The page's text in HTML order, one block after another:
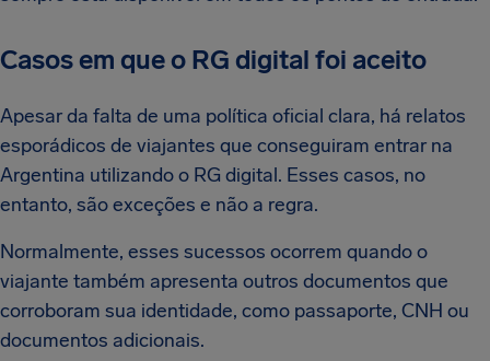
Casos em que o RG digital foi aceito
Apesar da falta de uma política oficial clara, há relatos
esporádicos de viajantes que conseguiram entrar na
Argentina utilizando o RG digital. Esses casos, no
entanto, são exceções e não a regra.
Normalmente, esses sucessos ocorrem quando o
viajante também apresenta outros documentos que
corroboram sua identidade, como passaporte, CNH ou
documentos adicionais.